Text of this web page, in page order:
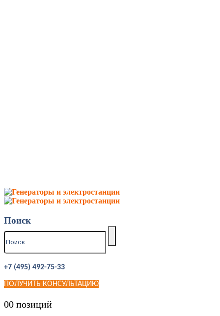
Поиск
+7 (495) 492-75-33
ПОЛУЧИТЬ КОНСУЛЬТАЦИЮ
00 позиций